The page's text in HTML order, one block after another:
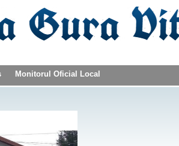
Monitorul Oficial Local